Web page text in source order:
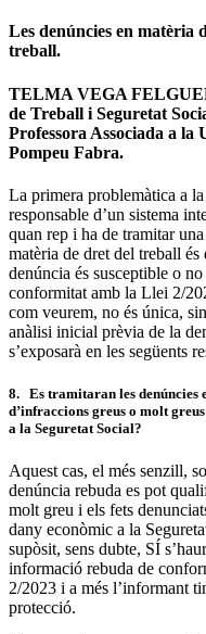
Les denúncies en matèria
treball.
TELMA VEGA
de Treball i Seguretat
Professora Associada a la
Pompeu Fabra.
La primera problemàtica a
responsable d’un sistema
quan rep i ha de tramitar
matèria de dret del treball és
denúncia és susceptible o
conformitat amb la Llei 2/
com veurem, no és única,
anàlisi inicial prèvia de la
s’exposarà en les següents
8. Es tramitaran les denúncies
d’infraccions greus o molt
a la Seguretat Social?
Aquest cas, el més senzill,
denúncia rebuda es pot
molt greu i els fets
dany econòmic a la
supòsit, sens dubte, SÍ
informació rebuda de
2/2023 i a més l’informant
protecció.